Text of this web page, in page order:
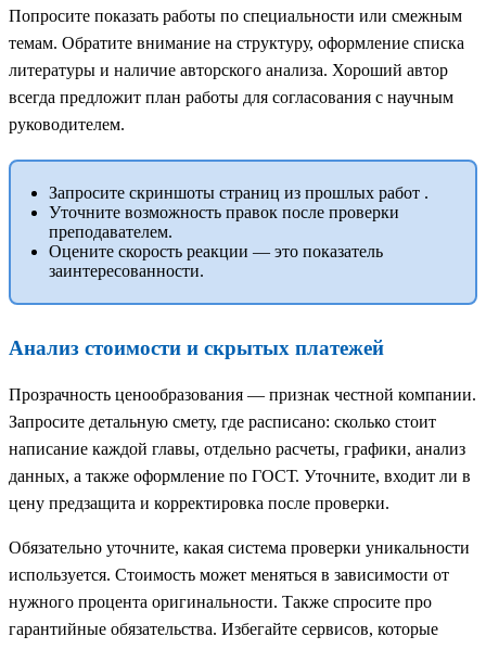
Попросите показать работы по специальности или смежным
темам. Обратите внимание на структуру, оформление списка
литературы и наличие авторского анализа. Хороший автор
всегда предложит план работы для согласования с научным
руководителем.
Запросите скриншоты страниц из прошлых работ .
Уточните возможность правок после проверки
преподавателем.
Оцените скорость реакции — это показатель
заинтересованности.
Анализ стоимости и скрытых платежей
Прозрачность ценообразования — признак честной компании.
Запросите детальную смету, где расписано: сколько стоит
написание каждой главы, отдельно расчеты, графики, анализ
данных, а также оформление по ГОСТ. Уточните, входит ли в
цену предзащита и корректировка после проверки.
Обязательно уточните, какая система проверки уникальности
используется. Стоимость может меняться в зависимости от
нужного процента оригинальности. Также спросите про
гарантийные обязательства. Избегайте сервисов, которые